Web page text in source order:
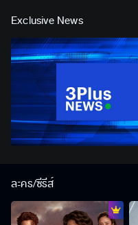
Exclusive News
ละคร/ซีรีส์